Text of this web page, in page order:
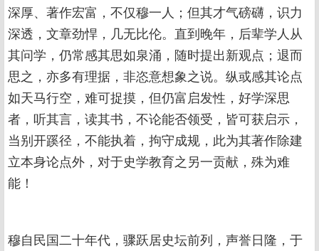
深厚、著作宏富，不仅穆一人；但其才气磅礴，识力
深透，文章劲悍，几无比伦。直到晚年，后辈学人从
其问学，仍常感其思如泉涌，随时提出新观点；退而
思之，亦多有理据，非恣意想象之说。纵或感其论点
如天马行空，难可捉摸，但仍富启发性，好学深思
者，听其言，读其书，不论能否领受，皆可获启示，
当别开蹊径，不能执着，拘守成规，此为其著作除建
立本身论点外，对于史学教育之另一贡献，殊为难
能！
穆自民国二十年代，骤跃居史坛前列，声誉日隆，于